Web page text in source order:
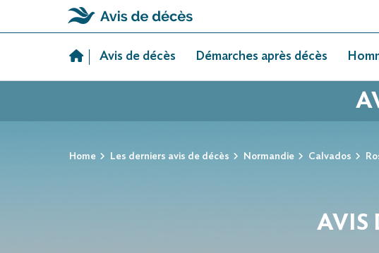
Avis de décès Démarches après décès
Home Les derniers avis de décès Normandie Calvados
AVIS